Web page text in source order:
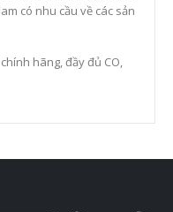
có nhu cầu về các sản
hãng, đầy đủ CO,